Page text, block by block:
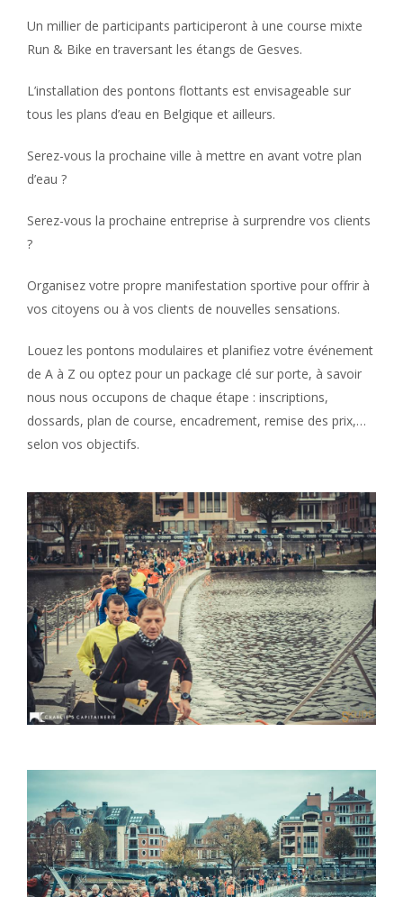
Un millier de participants participeront à une course mixte
Run & Bike en traversant les étangs de Gesves.
L’installation des pontons flottants est envisageable sur
tous les plans d’eau en Belgique et ailleurs.
Serez-vous la prochaine ville à mettre en avant votre plan
d’eau ?
Serez-vous la prochaine entreprise à surprendre vos clients
?
Organisez votre propre manifestation sportive pour offrir à
vos citoyens ou à vos clients de nouvelles sensations.
Louez les pontons modulaires et planifiez votre événement
de A à Z ou optez pour un package clé sur porte, à savoir
nous nous occupons de chaque étape : inscriptions,
dossards, plan de course, encadrement, remise des prix,…
selon vos objectifs.